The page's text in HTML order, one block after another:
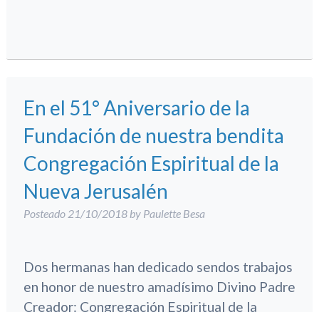
En el 51° Aniversario de la
Fundación de nuestra bendita
Congregación Espiritual de la
Nueva Jerusalén
Posteado 21/10/2018 by Paulette Besa
Dos hermanas han dedicado sendos trabajos
en honor de nuestro amadísimo Divino Padre
Creador: Congregación Espiritual de la